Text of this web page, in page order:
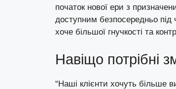
початок нової ери з
доступним безпосередньо під
хоче більшої гнучкості та
Навіщо потрібні
“Наші клієнти хочуть більше